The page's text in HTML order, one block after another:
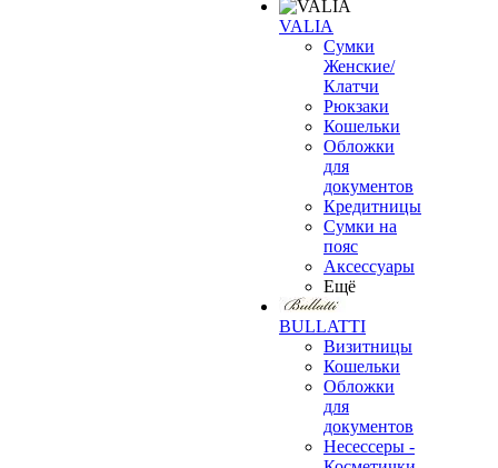
VALIA
Сумки
Женские/
Клатчи
Рюкзаки
Кошельки
Обложки
для
документов
Кредитницы
Сумки на
пояс
Аксессуары
Ещё
BULLATTI
Визитницы
Кошельки
Обложки
для
документов
Несессеры -